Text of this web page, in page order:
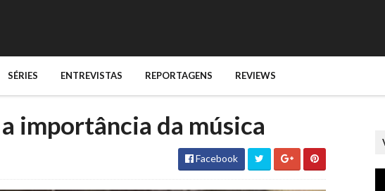
SÉRIES ENTREVISTAS REPORTAGENS REVIEWS
importância da música
Facebook